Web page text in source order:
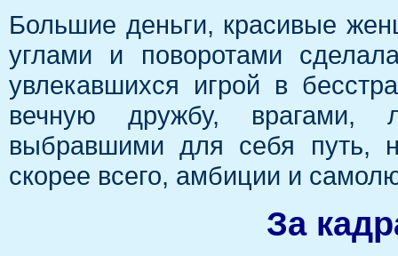
Большие деньги, красивые
углами и поворотами
увлекавшихся игрой в
вечную дружбу, врагами,
выбравшими для себя путь,
скорее всего, амбиции и
За